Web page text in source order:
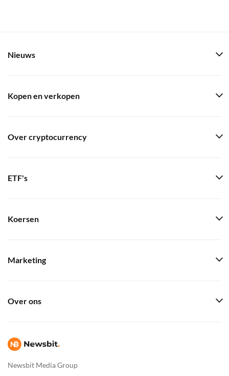
Newsbit Media Group
Nieuws
Kopen en verkopen
Over cryptocurrency
ETF's
Koersen
Marketing
Over ons